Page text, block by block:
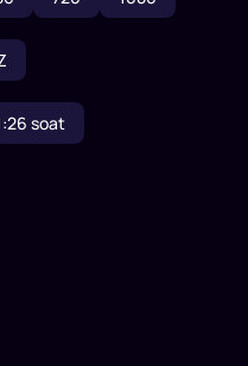
soat